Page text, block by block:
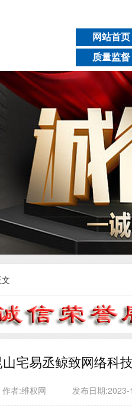
网站首页
质量监督
山宅易丞鲸致网络科
作者:维权网 发布日期